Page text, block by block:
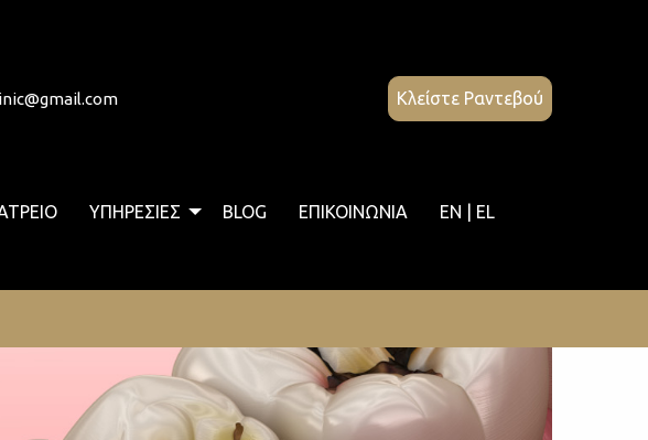
Κλείστε Ραντεβού
ΥΠΗΡΕΣΙΕΣ BLOG ΕΠΙΚΟΙΝΩΝΙΑ EN | EL